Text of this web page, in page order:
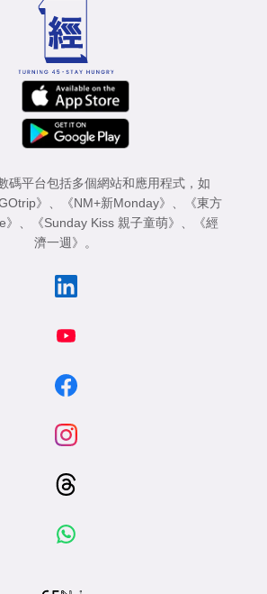
碼平台包括多個網站和應用程式，如
GOtrip》 、 《NM+新Monday》 、
《東方
、 《Sunday Kiss 親子童萌》 、
《經
濟一週》 。